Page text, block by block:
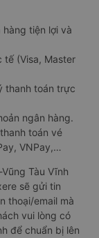
tiện lợi và
tế (Visa, Master
thanh toán trực
ngân hàng.
toán vé
VNPay,…
Tàu Vĩnh
sẽ gửi tin
thoại/email mà
vui lòng có
để chuẩn bị lên